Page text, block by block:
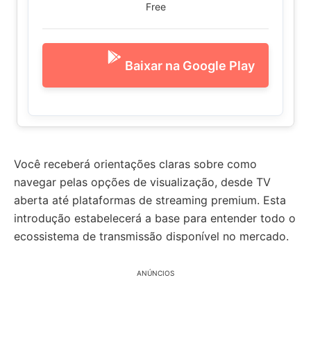
Free
Baixar na Google Play
Você receberá orientações claras sobre como
navegar pelas opções de visualização, desde TV
aberta até plataformas de streaming premium. Esta
introdução estabelecerá a base para entender todo o
ecossistema de transmissão disponível no mercado.
ANÚNCIOS